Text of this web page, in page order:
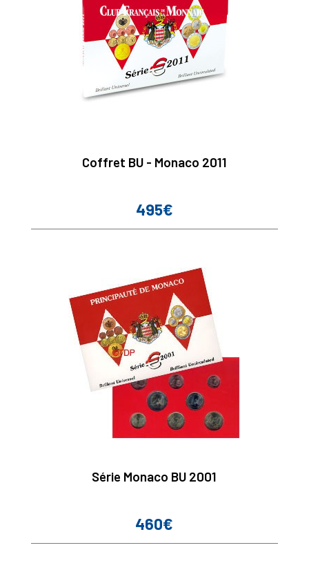
Coffret BU - Monaco 2011
Prix
495€
Série Monaco BU 2001
Prix
460€